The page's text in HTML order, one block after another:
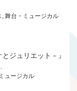
, 舞台・ミュージカル
ジュリエット－』
ュージカル